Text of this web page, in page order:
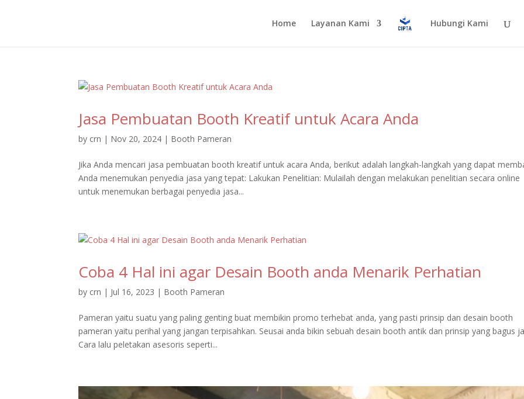
Home Layanan Kami Hubungi Kami
Jasa Pembuatan Booth Kreatif untuk Acara Anda
by crn | Nov 20, 2024 | Booth Pameran
Jika Anda mencari jasa pembuatan booth kreatif untuk acara Anda, berikut adalah langkah-langkah yang dapat
Anda menemukan penyedia jasa yang tepat: Lakukan Penelitian: Mulailah dengan melakukan penelitian secara online
untuk menemukan berbagai penyedia jasa...
Coba 4 Hal ini agar Desain Booth anda Menarik Perhatian
by crn | Jul 16, 2023 | Booth Pameran
Pameran yaitu suatu yang paling genting buat membikin promo terhebat anda, yang pasti prinsip dan desain booth
pameran yaitu perihal yang jangan terpisahkan. Seusai anda bikin sebuah desain booth antik dan prinsip yang bagus
Cara lalu peletakan asesoris seperti...